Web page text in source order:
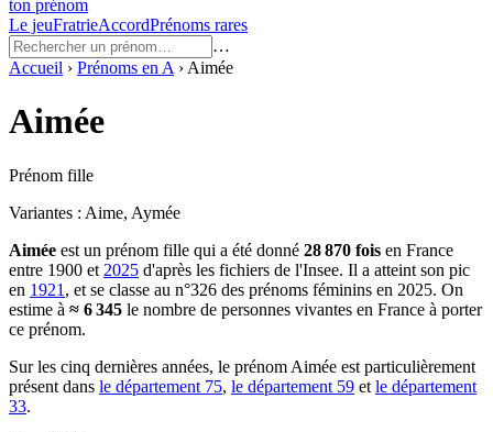
ton prénom
Le jeuFratrieAccordPrénoms rares
…
Accueil › Prénoms en A › Aimée
Aimée
Prénom fille
Variantes : Aime, Aymée
Aimée est un prénom fille qui a été donné 28 870 fois en France
entre 1900 et 2025 d'après les fichiers de l'Insee. Il a atteint son pic
en 1921 , et se classe au n°326 des prénoms féminins en 2025. On
estime à ≈ 6 345 le nombre de personnes vivantes en France à porter
ce prénom.
Sur les cinq dernières années, le prénom Aimée est particulièrement
présent dans le département 75, le département 59 et le département
33.